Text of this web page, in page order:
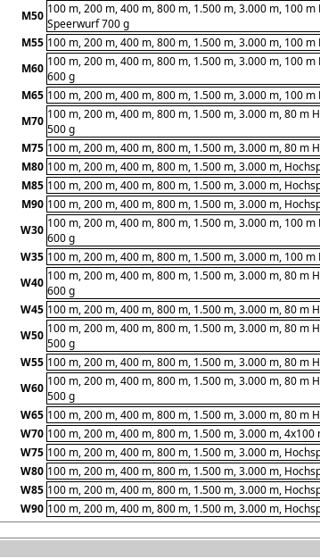
M50 100 m, 200 m, 400 m, 800 m, 1.500 m, 3.000 m, 100
Speerwurf 700 g
M55 100 m, 200 m, 400 m, 800 m, 1.500 m, 3.000 m, 100
M60 100 m, 200 m, 400 m, 800 m, 1.500 m, 3.000 m, 100
600 g
M65 100 m, 200 m, 400 m, 800 m, 1.500 m, 3.000 m, 100
M70 100 m, 200 m, 400 m, 800 m, 1.500 m, 3.000 m, 80
500 g
M75 100 m, 200 m, 400 m, 800 m, 1.500 m, 3.000 m, 80
M80 100 m, 200 m, 400 m, 800 m, 1.500 m, 3.000 m,
M85 100 m, 200 m, 400 m, 800 m, 1.500 m, 3.000 m,
M90 100 m, 200 m, 400 m, 800 m, 1.500 m, 3.000 m,
W30 100 m, 200 m, 400 m, 800 m, 1.500 m, 3.000 m, 100
600 g
W35 100 m, 200 m, 400 m, 800 m, 1.500 m, 3.000 m, 100
W40 100 m, 200 m, 400 m, 800 m, 1.500 m, 3.000 m, 80
600 g
W45 100 m, 200 m, 400 m, 800 m, 1.500 m, 3.000 m, 80
W50 100 m, 200 m, 400 m, 800 m, 1.500 m, 3.000 m, 80
500 g
W55 100 m, 200 m, 400 m, 800 m, 1.500 m, 3.000 m, 80
W60 100 m, 200 m, 400 m, 800 m, 1.500 m, 3.000 m, 80
500 g
W65 100 m, 200 m, 400 m, 800 m, 1.500 m, 3.000 m, 80
W70 100 m, 200 m, 400 m, 800 m, 1.500 m, 3.000 m,
W75 100 m, 200 m, 400 m, 800 m, 1.500 m, 3.000 m,
W80 100 m, 200 m, 400 m, 800 m, 1.500 m, 3.000 m,
W85 100 m, 200 m, 400 m, 800 m, 1.500 m, 3.000 m,
W90 100 m, 200 m, 400 m, 800 m, 1.500 m, 3.000 m,